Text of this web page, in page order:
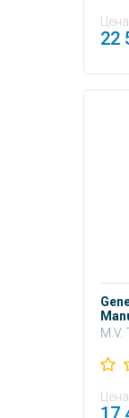
Цена
22
M.V.
Цена
17